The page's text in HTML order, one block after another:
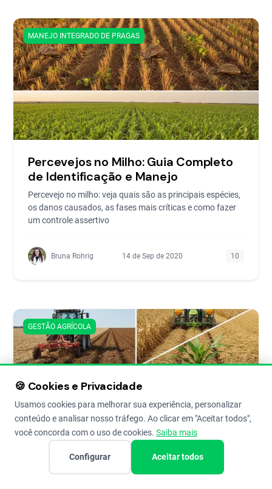
MANEJO INTEGRADO DE PRAGAS
Percevejos no Milho: Guia Completo
de Identificação e Manejo
Percevejo no milho: veja quais são as principais espécies,
os danos causados, as fases mais críticas e como fazer
um controle assertivo
Bruna Rohrig 14 de Sep de 2020 10
GESTÃO AGRÍCOLA
Preparo do Solo para Milho: Escolha o
Sistema Ideal para sua Propriedade
🍪 Cookies e Privacidade
Usamos cookies para melhorar sua experiência, personalizar
conteúdo e analisar nosso tráfego. Ao clicar em "Aceitar todos",
você concorda com o uso de cookies. Saiba mais
Configurar Aceitar todos